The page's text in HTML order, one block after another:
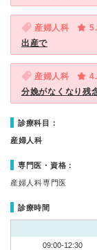
産婦人科
出産で
産婦人科
分娩がなくなり残
診療科目：
産婦人科
専門医・資格：
産婦人科専門医
診療時間
09:00-12:30